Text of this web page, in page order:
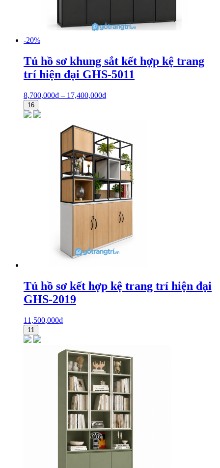
-20%
Tủ hồ sơ khung sắt kết hợp kệ trang
trí hiện đại GHS-5011
8,700,000₫ – 17,400,000₫
16
Tủ hồ sơ kết hợp kệ trang trí hiện đại
GHS-2019
11,500,000₫
11